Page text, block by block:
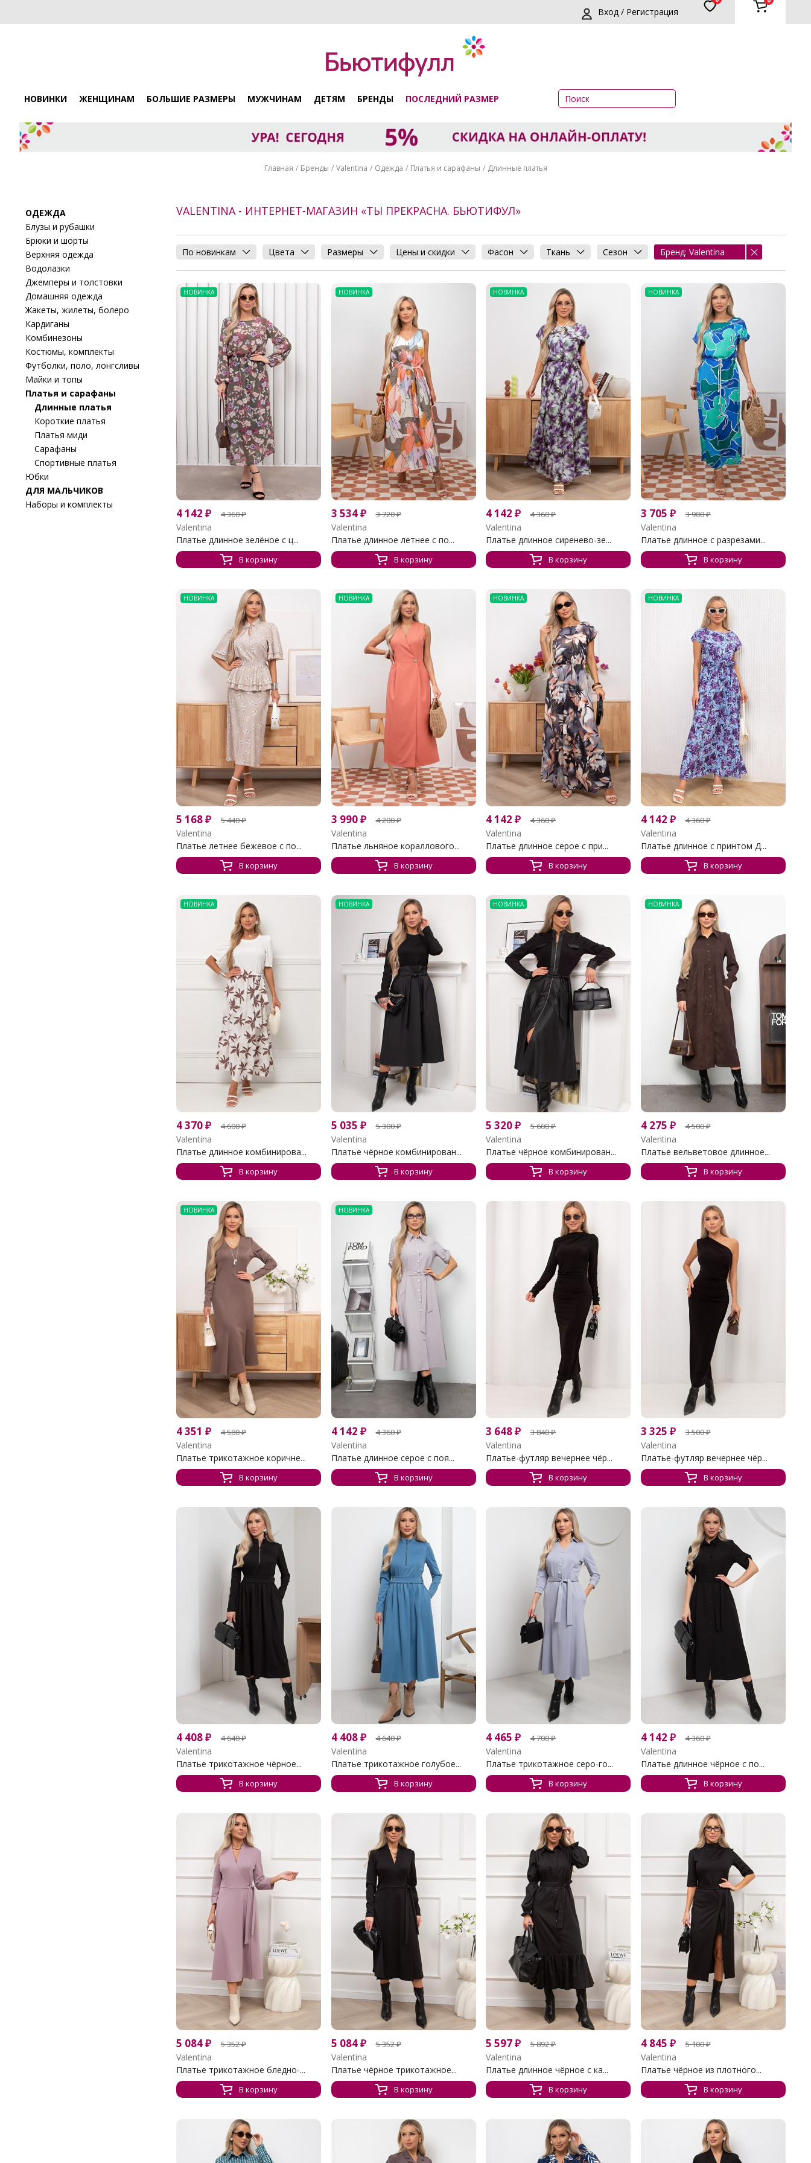
Вход / Регистрация
НОВИНКИ ЖЕНЩИНАМ БОЛЬШИЕ РАЗМЕРЫ МУЖЧИНАМ ДЕТЯМ БРЕНДЫ ПОСЛЕДНИЙ РАЗМЕР
Главная Бренды Valentina Одежда Платья и сарафаны Длинные платья
ОДЕЖДА
Блузы и рубашки
Брюки и шорты
Верхняя одежда
Водолазки
Джемперы и толстовки
Домашняя одежда
Жакеты, жилеты, болеро
Кардиганы
Комбинезоны
Костюмы, комплекты
Футболки, поло, лонгсливы
Майки и топы
Платья и сарафаны
Длинные платья
Короткие платья
Платья миди
Сарафаны
Спортивные платья
Юбки
ДЛЯ МАЛЬЧИКОВ
Наборы и комплекты
VALENTINA - ИНТЕРНЕТ-МАГАЗИН «ТЫ ПРЕКРАСНА. БЬЮТИФУЛ»
По новинкам Цвета Размеры Цены и скидки Фасон Ткань Сезон Бренд: Valentina
НОВИНКА
4 142 ₽ 4 360₽
Valentina
Платье длинное зелёное с ц...
В корзину
НОВИНКА
3 534₽ 3 720₽
Valentina
Платье длинное летнее с по...
В корзину
НОВИНКА
4 142 ₽ 4 360₽
Valentina
Платье длинное сиренево-зе...
В корзину
НОВИНКА
3 705 ₽ 3 900₽
Valentina
Платье длинное с разрезами...
В корзину
НОВИНКА
5 168₽ 5 440₽
Valentina
Платье летнее бежевое с по...
В корзину
НОВИНКА
3 990₽ 4 200₽
Valentina
Платье льняное кораллового...
В корзину
НОВИНКА
4 142 ₽ 4 360₽
Valentina
Платье длинное серое с при...
В корзину
НОВИНКА
4 142 ₽ 4 360₽
Valentina
Платье длинное с принтом Д...
В корзину
НОВИНКА
4 370₽ 4 600₽
Valentina
Платье длинное комбинирова...
В корзину
НОВИНКА
5 035 ₽ 5 300₽
Valentina
Платье чёрное комбинирован...
В корзину
НОВИНКА
5 320₽ 5 600₽
Valentina
Платье чёрное комбинирован...
В корзину
НОВИНКА
4 275 ₽ 4 500₽
Valentina
Платье вельветовое длинное...
В корзину
НОВИНКА
4 351 ₽ 4 580₽
Valentina
Платье трикотажное коричне...
В корзину
НОВИНКА
4 142 ₽ 4 360₽
Valentina
Платье длинное серое с поя...
В корзину
3 648₽ 3 840₽
Valentina
Платье-футляр вечернее чёр...
В корзину
3 325 ₽ 3 500₽
Valentina
Платье-футляр вечернее чёр...
В корзину
4 408₽ 4 640₽
Valentina
Платье трикотажное чёрное...
В корзину
4 408₽ 4 640₽
Valentina
Платье трикотажное голубое...
В корзину
4 465 ₽ 4 700₽
Valentina
Платье трикотажное серо-го...
В корзину
4 142 ₽ 4 360₽
Valentina
Платье длинное чёрное с по...
В корзину
5 084₽ 5 352₽
Valentina
Платье трикотажное бледно-...
В корзину
5 084₽ 5 352₽
Valentina
Платье чёрное трикотажное...
В корзину
5 597₽ 5 892₽
Valentina
Платье длинное чёрное с ка...
В корзину
4 845 ₽ 5 100₽
Valentina
Платье чёрное из плотного...
В корзину